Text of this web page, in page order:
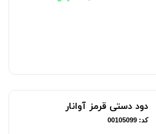
دود دستی قرمز آوانار
کد: 00105099